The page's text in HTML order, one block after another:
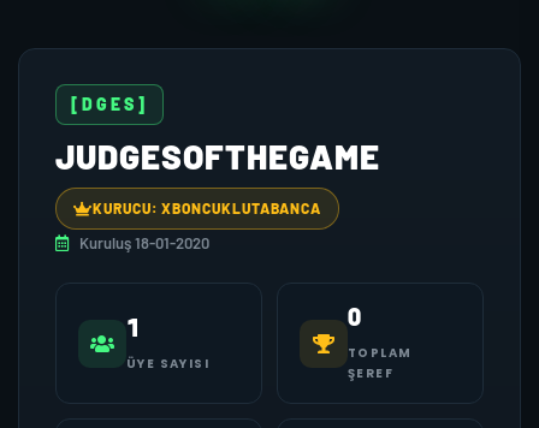
[DGES]
JUDGESOFTHEGAME
KURUCU: XBONCUKLUTABANCA
Kuruluş 18-01-2020
1
ÜYE SAYISI
0
TOPLAM
ŞEREF